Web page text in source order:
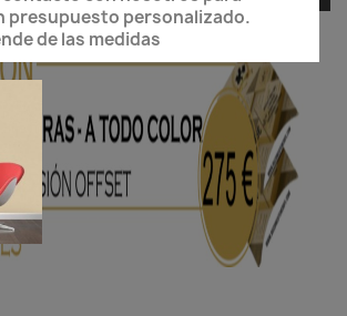
presupuesto personalizado.
de las medidas